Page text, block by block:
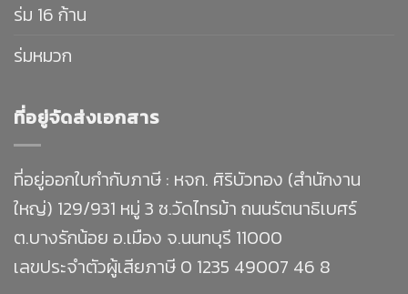
ร่ม 16 ก้าน
ร่มหมวก
ที่อยู่จัดส่งเอกสาร
ที่อยู่ออกใบกำกับภาษี : หจก. ศิริบัวทอง (สำนักงาน
ใหญ่) 129/931 หมู่ 3 ซ.วัดไทรม้า ถนนรัตนาธิเบศร์
ต.บางรักน้อย อ.เมือง จ.นนทบุรี 11000
เลขประจำตัวผู้เสียภาษี 0 1235 49007 46 8